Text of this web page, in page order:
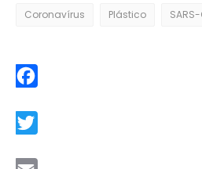
Coronavírus Plástico